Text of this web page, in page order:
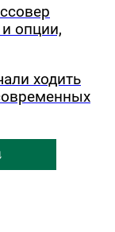
и опции,
ходить